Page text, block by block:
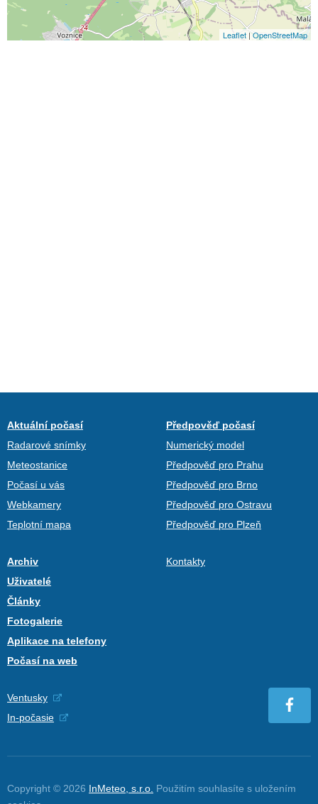
Leaflet |OpenStreetMap
Aktuální počasí
Radarové snímky
Meteostanice
Počasí u vás
Webkamery
Teplotní mapa
Předpověď počasí
Numerický model
Předpověď pro Prahu
Předpověď pro Brno
Předpověď pro Ostravu
Předpověď pro Plzeň
Archiv
Uživatelé
Články
Fotogalerie
Aplikace na telefony
Počasí na web
Kontakty
Ventusky
In-počasie
Copyright © 2026 InMeteo, s.r.o. Použitím souhlasíte s uložením